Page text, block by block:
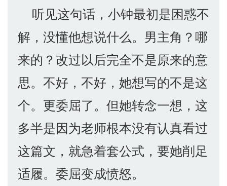
听见这句话，小钟最初是困惑不
解，没懂他想说什么。男主角？哪
来的？改过以后完全不是原来的意
思。不好，不好，她想写的不是这
个。更委屈了。但她转念一想，这
多半是因为老师根本没有认真看过
这篇文，就急着套公式，要她削足
适履。委屈变成愤怒。